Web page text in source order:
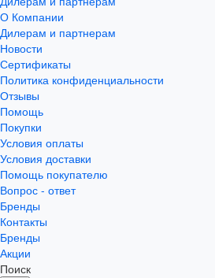
О Компании
Дилерам и партнерам
Новости
Сертификаты
Политика конфиденциальности
Отзывы
Помощь
Покупки
Условия оплаты
Условия доставки
Помощь покупателю
Вопрос - ответ
Бренды
Контакты
Бренды
Акции
Поиск